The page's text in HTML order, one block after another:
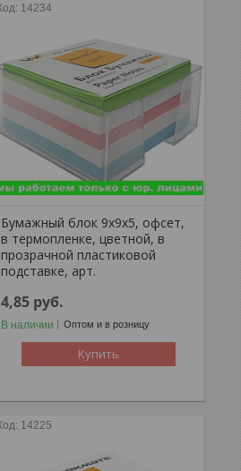
14234
Бумажный блок 9х9х5, офсет,
в термопленке, цветной, в
прозрачной пластиковой
подставке, арт.
4,85 руб.
В наличии Оптом и в розницу
Купить
14225